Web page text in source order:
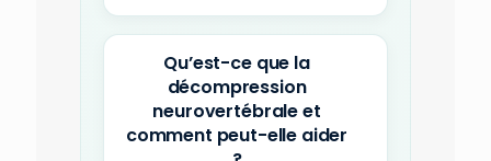
Qu’est-ce que la
décompression
neurovertébrale et
comment peut-elle aider